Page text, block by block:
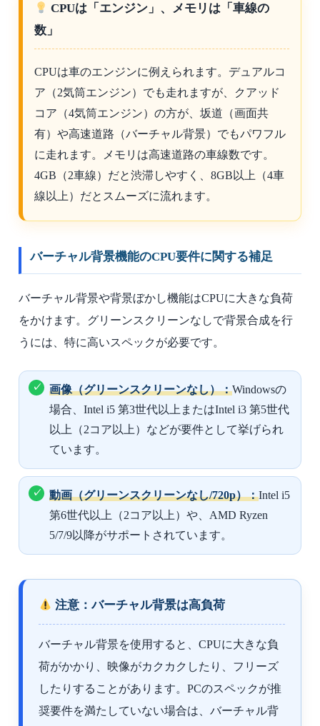
CPUは「エンジン」、メモリは「車線の
数」
CPUは車のエンジンに例えられます。デュアルコ
ア（2気筒エンジン）でも走れますが、クアッド
コア（4気筒エンジン）の方が、坂道（画面共
有）や高速道路（バーチャル背景）でもパワフル
に走れます。メモリは高速道路の車線数です。
4GB（2車線）だと渋滞しやすく、8GB以上（4車
線以上）だとスムーズに流れます。
バーチャル背景機能のCPU要件に関する補足
バーチャル背景や背景ぼかし機能はCPUに大きな負荷
をかけます。グリーンスクリーンなしで背景合成を行
うには、特に高いスペックが必要です。
画像（グリーンスクリーンなし）：Windowsの
場合、Intel i5 第3世代以上またはIntel i3 第5世代
以上（2コア以上）などが要件として挙げられ
ています。
動画（グリーンスクリーンなし/720p）：Intel i5
第6世代以上（2コア以上）や、AMD Ryzen
5/7/9以降がサポートされています。
注意：バーチャル背景は高負荷
バーチャル背景を使用すると、CPUに大きな負
荷がかかり、映像がカクカクしたり、フリーズ
したりすることがあります。PCのスペックが推
奨要件を満たしていない場合は、バーチャル背